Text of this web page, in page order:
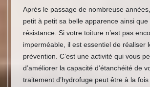
Après le passage de nombreuse
petit à petit sa belle apparence ainsi
résistance. Si votre toiture n’est pas
imperméable, il est essentiel de réaliser
prévention. C’est une activité qui vous
d’améliorer la capacité d’étanchéité de
traitement d’hydrofuge peut être à la